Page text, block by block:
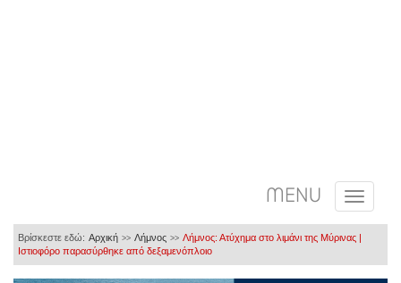
MENU
Βρίσκεστε εδώ: Αρχική >> Λήμνος >> Λήμνος: Ατύχημα στο λιμάνι της Μύρινας |
Ιστιοφόρο παρασύρθηκε από δεξαμενόπλοιο